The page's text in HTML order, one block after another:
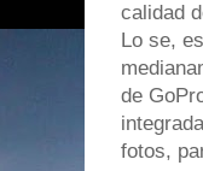
calidad
Lo se,
de
fotos,